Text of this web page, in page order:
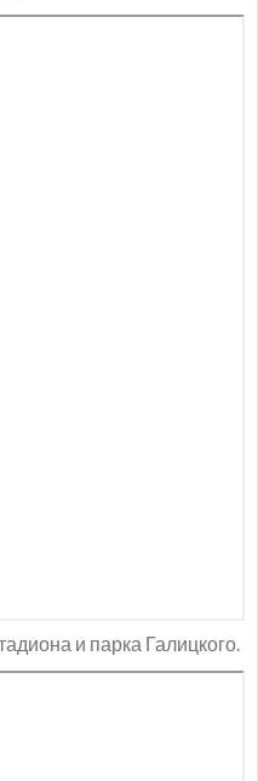
и парка Галицкого.